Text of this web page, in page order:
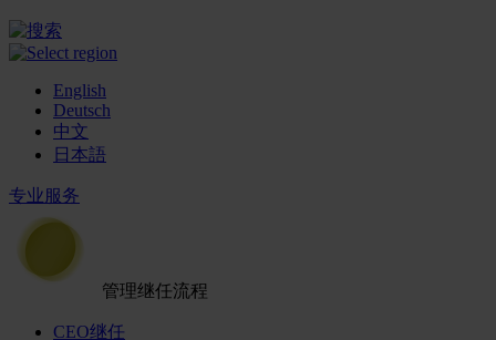
English
Deutsch
中文
日本語
专业服务
管理继任流程
CEO继任